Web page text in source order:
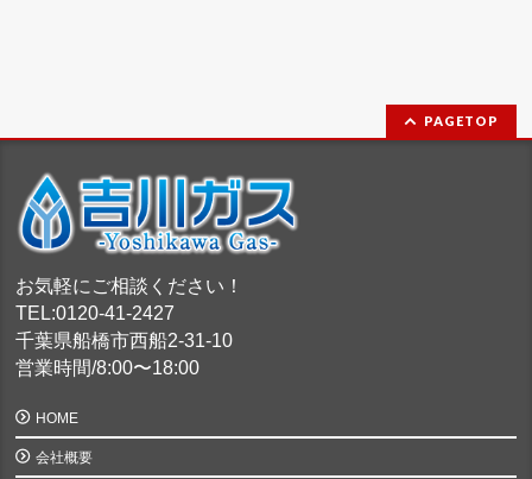
PAGETOP
お気軽にご相談ください！
TEL:0120-41-2427
千葉県船橋市西船2-31-10
営業時間/8:00〜18:00
HOME
会社概要